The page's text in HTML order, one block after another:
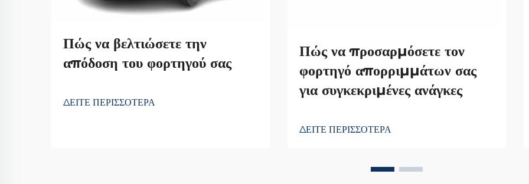
Πώς να βελτιώσετε την
απόδοση του φορτηγού σας
ΔΕΙΤΕ ΠΕΡΙΣΣΟΤΕΡΑ
Πώς να προσαρμόσετε τον
φορτηγό απορριμμάτων σας
για συγκεκριμένες ανάγκες
ΔΕΙΤΕ ΠΕΡΙΣΣΟΤΕΡΑ